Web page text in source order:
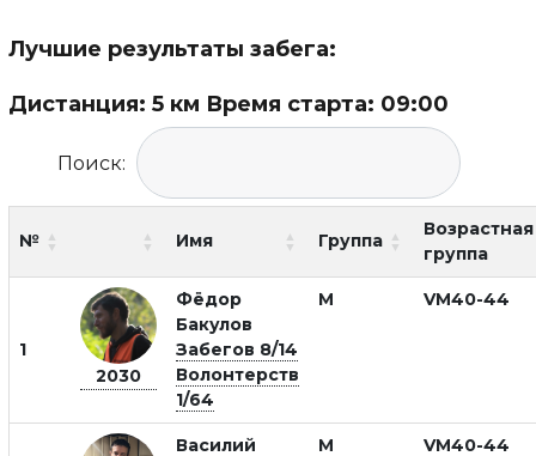
Лучшие результаты забега:
Дистанция: 5 км Время старта: 09:00
Поиск:
№ Имя Группа
Возрастная
группа
1
2030
Фёдор
Бакулов
Забегов 8/14
Волонтерств
1/64
М VM40-44
Василий
М VM40-44